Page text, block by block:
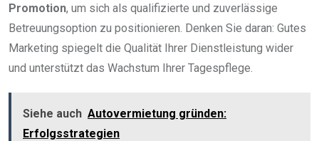
Promotion, um sich als qualifizierte und zuverlässige
Betreuungsoption zu positionieren. Denken Sie daran: Gutes
Marketing spiegelt die Qualität Ihrer Dienstleistung wider
und unterstützt das Wachstum Ihrer Tagespflege.
Siehe auch Autovermietung gründen:
Erfolgsstrategien